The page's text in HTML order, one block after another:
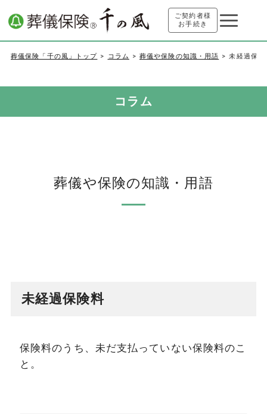
ご契約者様
お手続き
葬儀保険「千の風」トップ コラム 葬儀や保険の知識・用語 未経過保険
コラム
葬儀や保険の知識・用語
未経過保険料
保険料のうち、未だ支払っていない保険料のこ
と。